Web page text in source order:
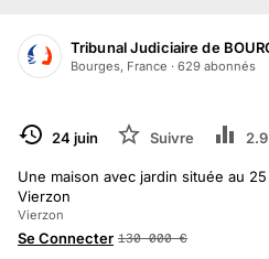
Tribunal Judiciaire de
Bourges, France · 629 abonnés
TERMINÉ24 juin Suivre
Une maison avec jardin située au
Vierzon
Vierzon
Se Connecter 130 000 €